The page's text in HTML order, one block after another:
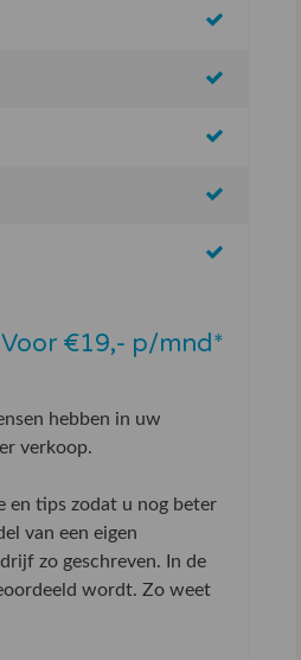
Voor €19,- p/mnd*
hebben in uw
verkoop.
en tips zodat u nog beter
van een eigen
zo geschreven. In de
wordt. Zo weet